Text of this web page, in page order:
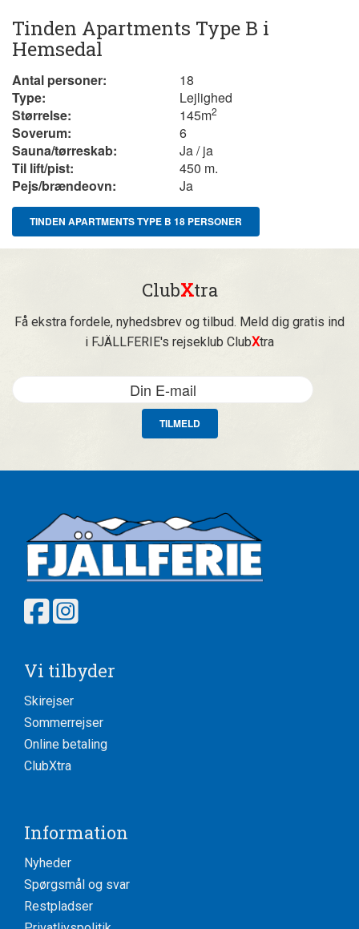
Tinden Apartments Type B i
Hemsedal
Antal personer:
18
Type:
Lejlighed
Størrelse:
145m2
Soverum:
6
Sauna/tørreskab:
Ja / ja
Til lift/pist:
450 m.
Pejs/brændeovn:
Ja
TINDEN APARTMENTS TYPE B 18 PERSONER
ClubXtra
Få ekstra fordele, nyhedsbrev og tilbud. Meld dig gratis ind
i FJÄLLFERIE's rejseklub ClubXtra
TILMELD
Vi tilbyder
Skirejser
Sommerrejser
Online betaling
ClubXtra
Information
Nyheder
Spørgsmål og svar
Restpladser